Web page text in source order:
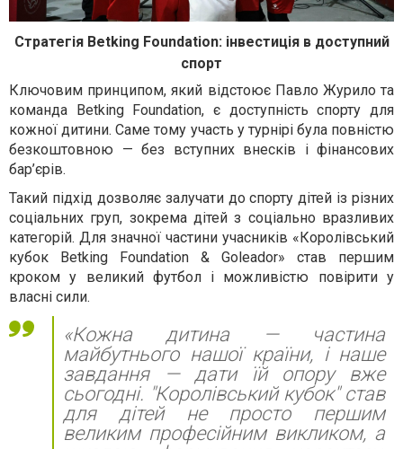
Стратегія Betking Foundation: інвестиція в доступний
спорт
Ключовим принципом, який відстоює Павло Журило та
команда Betking Foundation, є доступність спорту для
кожної дитини. Саме тому участь у турнірі була повністю
безкоштовною — без вступних внесків і фінансових
бар’єрів.
Такий підхід дозволяє залучати до спорту дітей із різних
соціальних груп, зокрема дітей з соціально вразливих
категорій. Для значної частини учасників «Королівський
кубок Betking Foundation & Goleador» став першим
кроком у великий футбол і можливістю повірити у
власні сили.
«Кожна дитина — частина
майбутнього нашої країни, і наше
завдання — дати їй опору вже
сьогодні. "Королівський кубок" став
для дітей не просто першим
великим професійним викликом, а